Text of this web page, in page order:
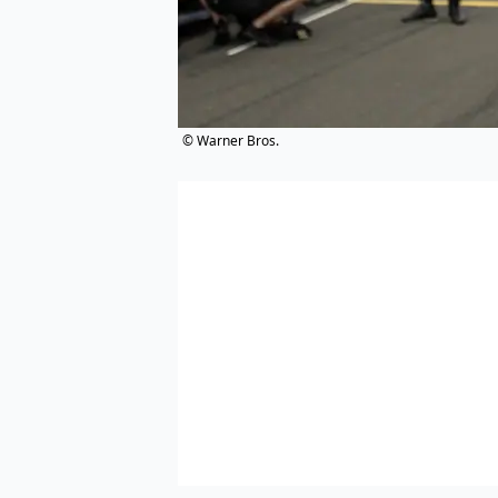
© Warner Bros.